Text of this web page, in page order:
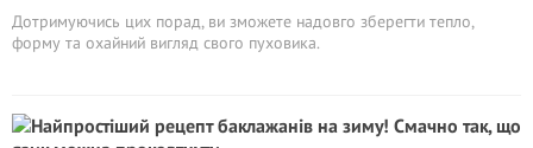
Дотримуючись цих порад, ви зможете надовго зберегти тепло,
форму та охайний вигляд свого пуховика.